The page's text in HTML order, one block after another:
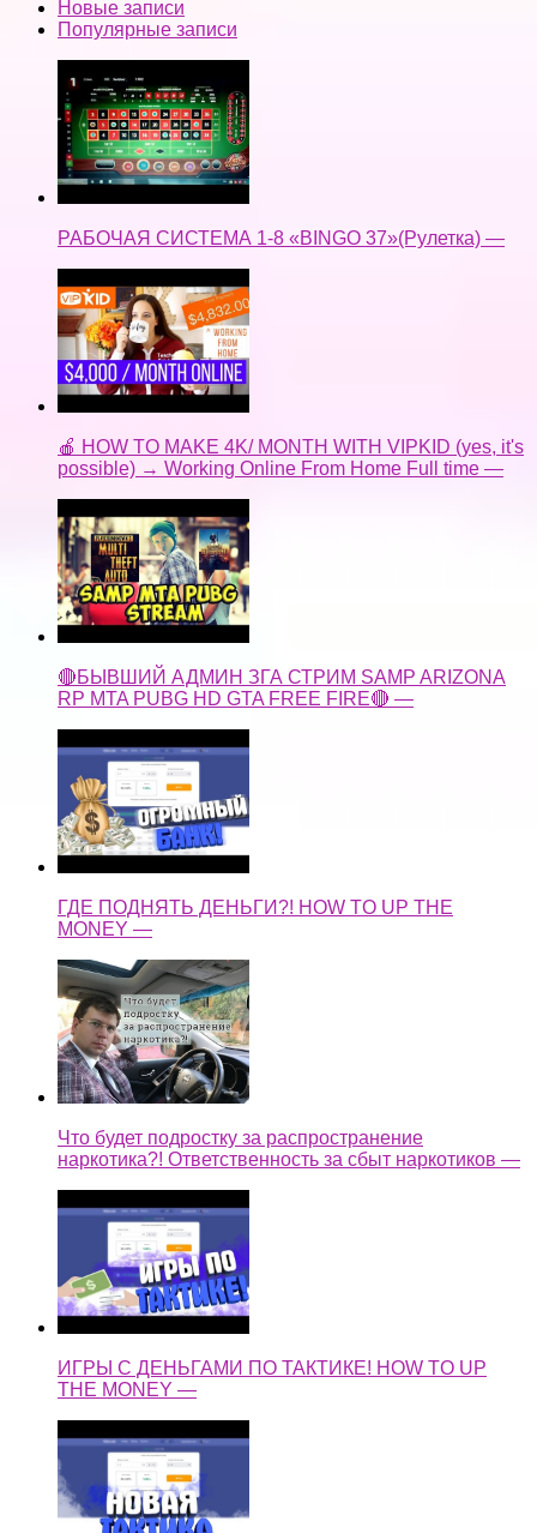
РАБОЧАЯ СИСТЕМА 1-8 «BINGO 37»(Рулетка) —
🍎 HOW TO MAKE 4K/ MONTH WITH VIPKID (yes, it's
possible) → Working Online From Home Full time —
🔴БЫВШИЙ АДМИН ЗГА СТРИМ SAMP ARIZONA
RP MTA PUBG HD GTA FREE FIRE🔴 —
ГДЕ ПОДНЯТЬ ДЕНЬГИ?! HOW TO UP THE
MONEY —
Что будет подростку за распространение
наркотика?! Ответственность за сбыт наркотиков —
ИГРЫ С ДЕНЬГАМИ ПО ТАКТИКЕ! HOW TO UP
THE MONEY —
ТАКТИКА ДЛЯ БОЛЬШИХ ДЕНЕГ! / HOW TO UP
THE MONEY —